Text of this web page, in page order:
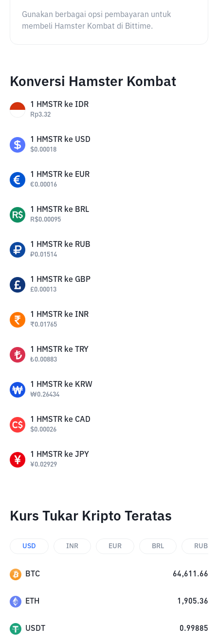
Gunakan berbagai opsi pembayaran untuk
membeli Hamster Kombat di Bittime.
Konversi Hamster Kombat
1 HMSTR ke IDR
Rp3.32
1 HMSTR ke USD
$0.00018
1 HMSTR ke EUR
€0.00016
1 HMSTR ke BRL
R$0.00095
1 HMSTR ke RUB
₽0.01514
1 HMSTR ke GBP
£0.00013
1 HMSTR ke INR
₹0.01765
1 HMSTR ke TRY
₺0.00883
1 HMSTR ke KRW
₩0.26434
1 HMSTR ke CAD
$0.00026
1 HMSTR ke JPY
¥0.02929
Kurs Tukar Kripto Teratas
USD INR EUR BRL RUB
BTC 64,611.66
ETH 1,905.36
USDT 0.99885